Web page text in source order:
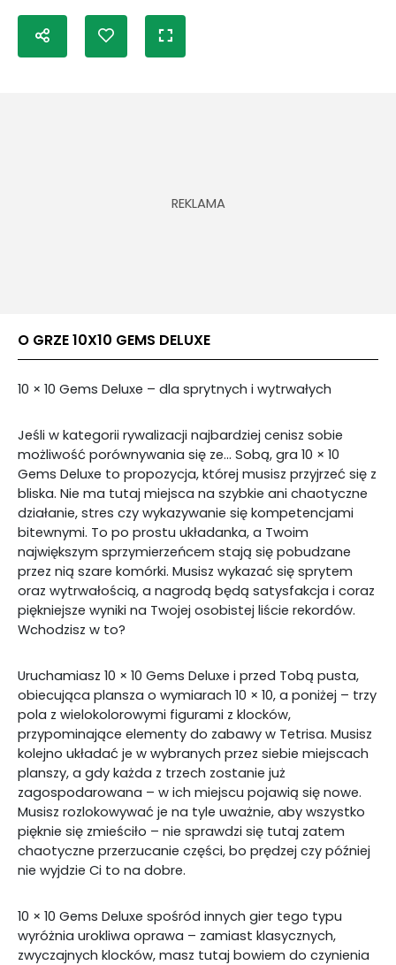
O GRZE 10X10 GEMS DELUXE
10 × 10 Gems Deluxe – dla sprytnych i wytrwałych
Jeśli w kategorii rywalizacji najbardziej cenisz sobie
możliwość porównywania się ze… Sobą, gra 10 × 10
Gems Deluxe to propozycja, której musisz przyjrzeć się z
bliska. Nie ma tutaj miejsca na szybkie ani chaotyczne
działanie, stres czy wykazywanie się kompetencjami
bitewnymi. To po prostu układanka, a Twoim
największym sprzymierzeńcem stają się pobudzane
przez nią szare komórki. Musisz wykazać się sprytem
oraz wytrwałością, a nagrodą będą satysfakcja i coraz
piękniejsze wyniki na Twojej osobistej liście rekordów.
Wchodzisz w to?
Uruchamiasz 10 × 10 Gems Deluxe i przed Tobą pusta,
obiecująca plansza o wymiarach 10 × 10, a poniżej – trzy
pola z wielokolorowymi figurami z klocków,
przypominające elementy do zabawy w Tetrisa. Musisz
kolejno układać je w wybranych przez siebie miejscach
planszy, a gdy każda z trzech zostanie już
zagospodarowana – w ich miejscu pojawią się nowe.
Musisz rozlokowywać je na tyle uważnie, aby wszystko
pięknie się zmieściło – nie sprawdzi się tutaj zatem
chaotyczne przerzucanie części, bo prędzej czy później
nie wyjdzie Ci to na dobre.
10 × 10 Gems Deluxe spośród innych gier tego typu
wyróżnia urokliwa oprawa – zamiast klasycznych,
zwyczajnych klocków, masz tutaj bowiem do czynienia